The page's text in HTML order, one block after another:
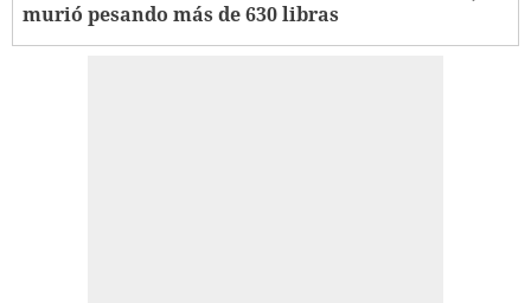
murió pesando más de 630 libras